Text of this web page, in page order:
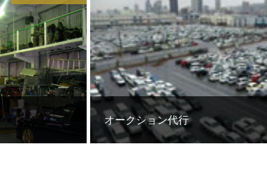
オークション代行